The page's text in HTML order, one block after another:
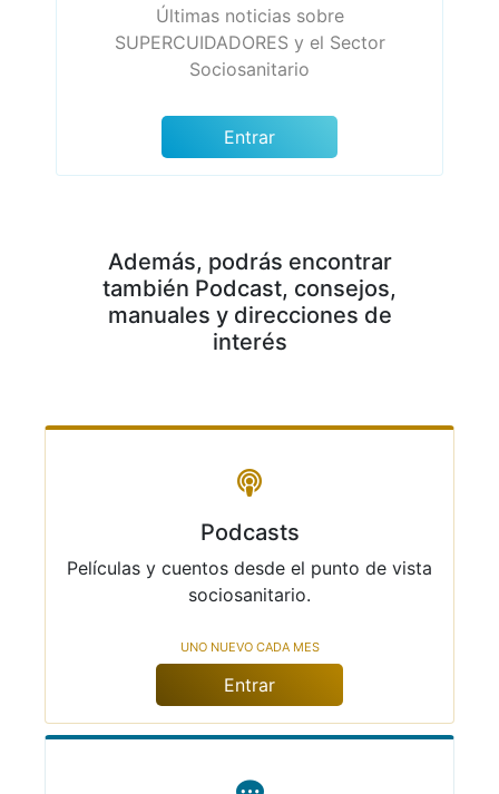
Últimas noticias sobre
SUPERCUIDADORES y el Sector
Sociosanitario
Entrar
Además, podrás encontrar
también Podcast, consejos,
manuales y direcciones de
interés
Podcasts
Películas y cuentos desde el punto de vista
sociosanitario.
Uno nuevo cada mes
Entrar